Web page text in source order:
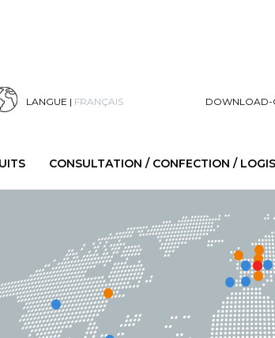
LANGUE | FRANÇAIS DOWNLOAD-
CONSULTATION / CONFECTION /